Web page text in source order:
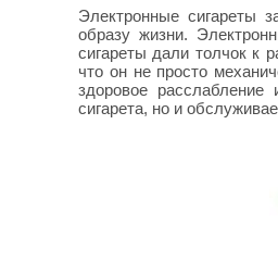
Электронные сигареты
образу жизни.
сигареты дали толчок к
что он не просто
здоровое
сигарета, но и